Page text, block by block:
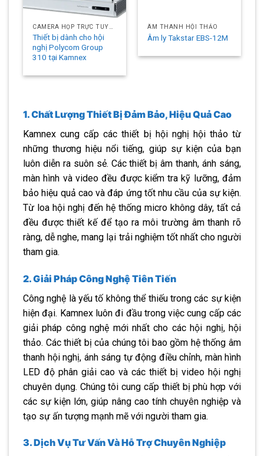
Thiết bị dành cho hội
nghị Polycom Group
310 tại Kamnex
ÂM THANH HỘI THẢO
Âm ly Takstar EBS-12M
1. Chất Lượng Thiết Bị Đảm Bảo, Hiệu Quả Cao
Kamnex cung cấp các thiết bị hội nghị hội thảo từ
những thương hiệu nổi tiếng, giúp sự kiện của bạn
luôn diễn ra suôn sẻ. Các thiết bị âm thanh, ánh sáng,
màn hình và video đều được kiểm tra kỹ lưỡng, đảm
bảo hiệu quả cao và đáp ứng tốt nhu cầu của sự kiện.
Từ loa hội nghị đến hệ thống micro không dây, tất cả
đều được thiết kế để tạo ra môi trường âm thanh rõ
ràng, dễ nghe, mang lại trải nghiệm tốt nhất cho người
tham gia.
2. Giải Pháp Công Nghệ Tiên Tiến
Công nghệ là yếu tố không thể thiếu trong các sự kiện
hiện đại. Kamnex luôn đi đầu trong việc cung cấp các
giải pháp công nghệ mới nhất cho các hội nghị, hội
thảo. Các thiết bị của chúng tôi bao gồm hệ thống âm
thanh hội nghị, ánh sáng tự động điều chỉnh, màn hình
LED độ phân giải cao và các thiết bị video hội nghị
chuyên dụng. Chúng tôi cung cấp thiết bị phù hợp với
các sự kiện lớn, giúp nâng cao tính chuyên nghiệp và
tạo sự ấn tượng mạnh mẽ với người tham gia.
3. Dịch Vụ Tư Vấn Và Hỗ Trợ Chuyên Nghiệp